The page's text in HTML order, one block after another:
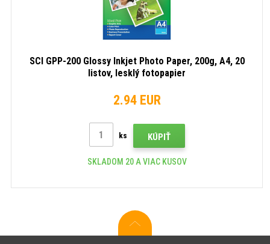
SCI GPP-200 Glossy Inkjet Photo Paper, 200g, A4, 20
listov, lesklý fotopapier
2.94 EUR
ks KÚPIŤ
SKLADOM 20 A VIAC KUSOV